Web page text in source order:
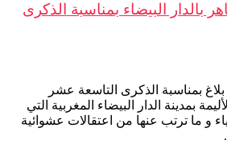
بالدار البيضاء بمناسبة الذكرى
بمناسبة الذكرى التاسعة عشر
16 ماي 2003 الأليمة بمدينة الدار البيضاء المغربية التي
و ما ترتب عنها من اعتقالات عشوائية